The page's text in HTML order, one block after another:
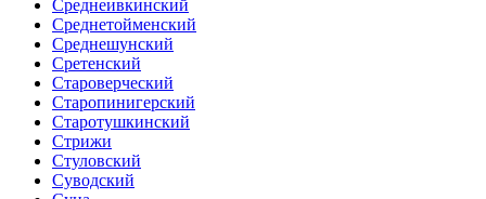
Среднеивкинский
Среднетойменский
Среднешунский
Сретенский
Староверческий
Старопинигерский
Старотушкинский
Стрижи
Стуловский
Суводский